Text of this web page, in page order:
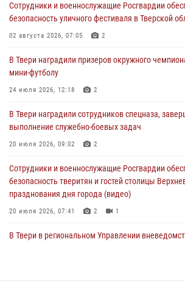
Сотрудники вневедомственной охраны
пресекли 20 правонарушений за неделю в
27 июля 2026, 08:29
В Твери наградили призеров окружного
мини-футболу
24 июля 2026, 12:18 2
Росгвардейцы оказали помощь водителю на
22 июля 2026, 08:35
Сотрудники и военнослужащие Росгвардии
безопасность уличного фестиваля в Тверской
02 августа 2026, 07:05 2
В Твери наградили призеров окружного
мини-футболу
24 июля 2026, 12:18 2
В Твери наградили сотрудников спецназа,
выполнение служебно-боевых задач
20 июля 2026, 09:02 2
Сотрудники и военнослужащие Росгвардии
безопасность тверитян и гостей столицы
празднования дня города (видео)
20 июля 2026, 07:41 2 1
В Твери в региональном Управлении